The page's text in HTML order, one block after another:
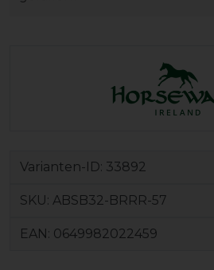
Varianten-ID: 33892
SKU: ABSB32-BRRR-57
EAN: 0649982022459